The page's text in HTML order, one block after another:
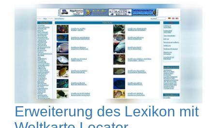
Erweiterung des Lexikon mit